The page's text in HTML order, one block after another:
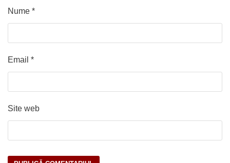
Nume *
Email *
Site web